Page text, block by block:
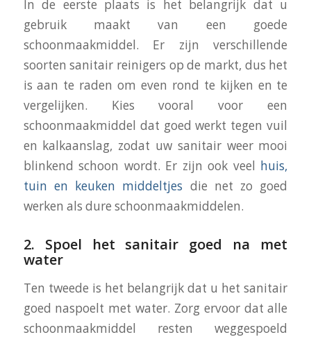
In de eerste plaats is het belangrijk dat u
gebruik maakt van een goede
schoonmaakmiddel. Er zijn verschillende
soorten sanitair reinigers op de markt, dus het
is aan te raden om even rond te kijken en te
vergelijken. Kies vooral voor een
schoonmaakmiddel dat goed werkt tegen vuil
en kalkaanslag, zodat uw sanitair weer mooi
blinkend schoon wordt. Er zijn ook veel huis,
tuin en keuken middeltjes die net zo goed
werken als dure schoonmaakmiddelen.
2. Spoel het sanitair goed na met
water
Ten tweede is het belangrijk dat u het sanitair
goed naspoelt met water. Zorg ervoor dat alle
schoonmaakmiddel resten weggespoeld